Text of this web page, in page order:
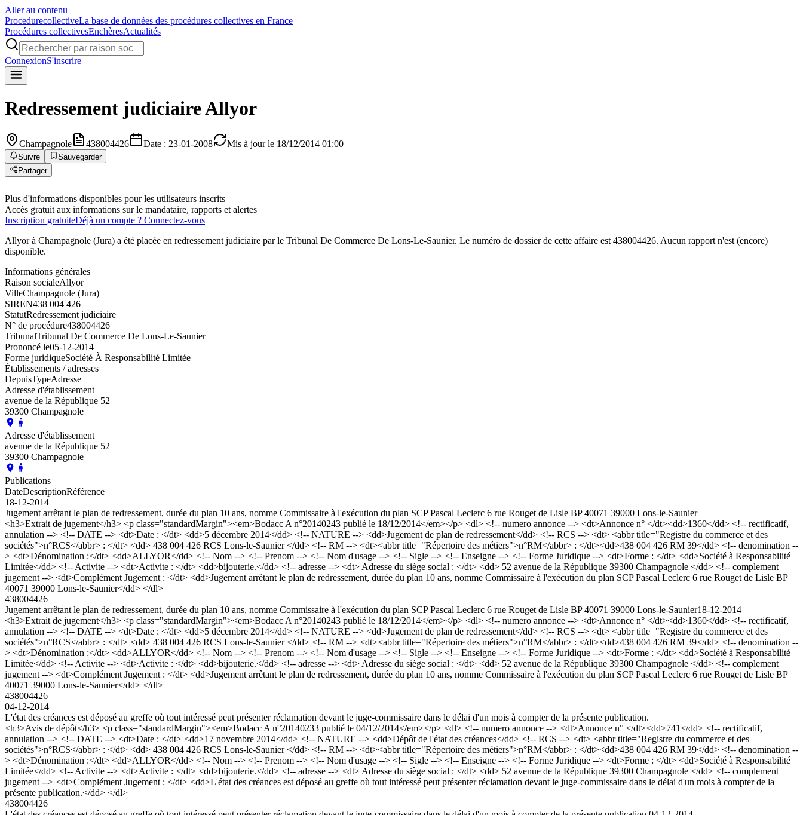
Aller au contenu
ProcedurecollectiveLa base de données des procédures collectives en France
Procédures collectivesEnchèresActualités
ConnexionS'inscrire
Redressement judiciaireAllyor
Champagnole 438004426 Date : 23-01-2008 Mis à jour le 18/12/2014 01:00
Suivre
Sauvegarder
Partager
Plus d'informations disponibles pour les utilisateurs inscrits
Accès gratuit aux informations sur le mandataire, rapports et alertes
Inscription gratuiteDéjà un compte ? Connectez-vous
Allyor à Champagnole (Jura) a été placée en redressement judiciaire par le Tribunal De Commerce De Lons-Le-Saunier. Le numéro de dossier de cette affaire est 438004426. Aucun rapport n'est (encore)
disponible.
Informations générales
Raison socialeAllyor
VilleChampagnole (Jura)
SIREN438 004 426
StatutRedressement judiciaire
N° de procédure438004426
TribunalTribunal De Commerce De Lons-Le-Saunier
Prononcé le05-12-2014
Forme juridiqueSociété À Responsabilité Limitée
Établissements / adresses
DepuisTypeAdresse
Adresse d'établissement
avenue de la République 52
39300 Champagnole
Adresse d'établissement
avenue de la République 52
39300 Champagnole
Publications
DateDescriptionRéférence
18-12-2014
Jugement arrêtant le plan de redressement, durée du plan 10 ans, nomme Commissaire à l'exécution du plan SCP Pascal Leclerc 6 rue Rouget de Lisle BP 40071 39000 Lons-le-Saunier
<h3>Extrait de jugement</h3> <p class="standardMargin"><em>Bodacc A n°20140243 publié le 18/12/2014</em></p> <dl> <!-- numero annonce --> <dt>Annonce n° </dt><dd>1360</dd> <!-- rectificatif,
annulation --> <!-- DATE --> <dt>Date : </dt> <dd>5 décembre 2014</dd> <!-- NATURE --> <dd>Jugement de plan de redressement</dd> <!-- RCS --> <dt> <abbr title="Registre du commerce et des
sociétés">n°RCS</abbr> : </dt> <dd> 438 004 426 RCS Lons-le-Saunier </dd> <!-- RM --> <dt><abbr title="Répertoire des métiers">n°RM</abbr> : </dt><dd>438 004 426 RM 39</dd> <!-- denomination --
> <dt>Dénomination :</dt> <dd>ALLYOR</dd> <!-- Nom --> <!-- Prenom --> <!-- Nom d'usage --> <!-- Sigle --> <!-- Enseigne --> <!-- Forme Juridique --> <dt>Forme : </dt> <dd>Société à Responsabilité
Limitée</dd> <!-- Activite --> <dt>Activite : </dt> <dd>bijouterie.</dd> <!-- adresse --> <dt> Adresse du siège social : </dt> <dd> 52 avenue de la République 39300 Champagnole </dd> <!-- complement
jugement --> <dt>Complément Jugement : </dt> <dd>Jugement arrêtant le plan de redressement, durée du plan 10 ans, nomme Commissaire à l'exécution du plan SCP Pascal Leclerc 6 rue Rouget de Lisle BP
40071 39000 Lons-le-Saunier</dd> </dl>
438004426
Jugement arrêtant le plan de redressement, durée du plan 10 ans, nomme Commissaire à l'exécution du plan SCP Pascal Leclerc 6 rue Rouget de Lisle BP 40071 39000 Lons-le-Saunier18-12-2014
<h3>Extrait de jugement</h3> <p class="standardMargin"><em>Bodacc A n°20140243 publié le 18/12/2014</em></p> <dl> <!-- numero annonce --> <dt>Annonce n° </dt><dd>1360</dd> <!-- rectificatif,
annulation --> <!-- DATE --> <dt>Date : </dt> <dd>5 décembre 2014</dd> <!-- NATURE --> <dd>Jugement de plan de redressement</dd> <!-- RCS --> <dt> <abbr title="Registre du commerce et des
sociétés">n°RCS</abbr> : </dt> <dd> 438 004 426 RCS Lons-le-Saunier </dd> <!-- RM --> <dt><abbr title="Répertoire des métiers">n°RM</abbr> : </dt><dd>438 004 426 RM 39</dd> <!-- denomination --
> <dt>Dénomination :</dt> <dd>ALLYOR</dd> <!-- Nom --> <!-- Prenom --> <!-- Nom d'usage --> <!-- Sigle --> <!-- Enseigne --> <!-- Forme Juridique --> <dt>Forme : </dt> <dd>Société à Responsabilité
Limitée</dd> <!-- Activite --> <dt>Activite : </dt> <dd>bijouterie.</dd> <!-- adresse --> <dt> Adresse du siège social : </dt> <dd> 52 avenue de la République 39300 Champagnole </dd> <!-- complement
jugement --> <dt>Complément Jugement : </dt> <dd>Jugement arrêtant le plan de redressement, durée du plan 10 ans, nomme Commissaire à l'exécution du plan SCP Pascal Leclerc 6 rue Rouget de Lisle BP
40071 39000 Lons-le-Saunier</dd> </dl>
438004426
04-12-2014
L'état des créances est déposé au greffe où tout intéressé peut présenter réclamation devant le juge-commissaire dans le délai d'un mois à compter de la présente publication.
<h3>Avis de dépôt</h3> <p class="standardMargin"><em>Bodacc A n°20140233 publié le 04/12/2014</em></p> <dl> <!-- numero annonce --> <dt>Annonce n° </dt><dd>741</dd> <!-- rectificatif,
annulation --> <!-- DATE --> <dt>Date : </dt> <dd>17 novembre 2014</dd> <!-- NATURE --> <dd>Dépôt de l'état des créances</dd> <!-- RCS --> <dt> <abbr title="Registre du commerce et des
sociétés">n°RCS</abbr> : </dt> <dd> 438 004 426 RCS Lons-le-Saunier </dd> <!-- RM --> <dt><abbr title="Répertoire des métiers">n°RM</abbr> : </dt><dd>438 004 426 RM 39</dd> <!-- denomination --
> <dt>Dénomination :</dt> <dd>ALLYOR</dd> <!-- Nom --> <!-- Prenom --> <!-- Nom d'usage --> <!-- Sigle --> <!-- Enseigne --> <!-- Forme Juridique --> <dt>Forme : </dt> <dd>Société à Responsabilité
Limitée</dd> <!-- Activite --> <dt>Activite : </dt> <dd>bijouterie.</dd> <!-- adresse --> <dt> Adresse du siège social : </dt> <dd> 52 avenue de la République 39300 Champagnole </dd> <!-- complement
jugement --> <dt>Complément Jugement : </dt> <dd>L'état des créances est déposé au greffe où tout intéressé peut présenter réclamation devant le juge-commissaire dans le délai d'un mois à compter de la
présente publication.</dd> </dl>
438004426